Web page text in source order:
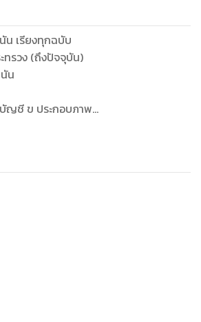
เรียงทุกฉบับ
ทรวง (ถึงปัจจุบัน)
น
ญชี ข ประกอบภาพ
พนัน
วน